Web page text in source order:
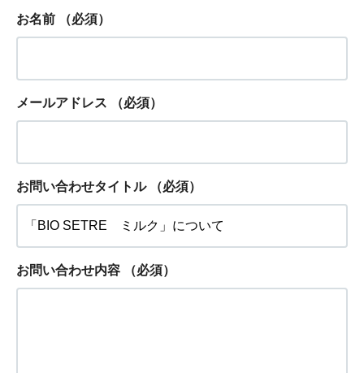
お名前 （必須）
メールアドレス （必須）
お問い合わせタイトル （必須）
お問い合わせ内容 （必須）